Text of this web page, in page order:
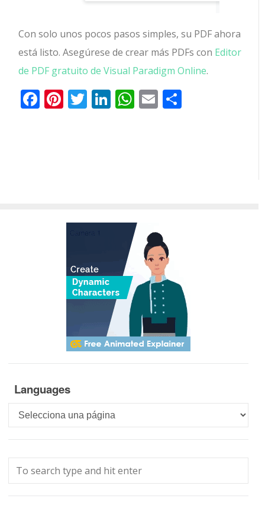
Con solo unos pocos pasos simples, su PDF ahora
está listo. Asegúrese de crear más PDFs con Editor
de PDF gratuito de Visual Paradigm Online.
Facebook
Pinterest
Twitter
LinkedIn
WhatsApp
Email
Languages
Languages